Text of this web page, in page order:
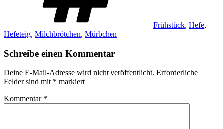
Frühstück, Hefe,
Hefeteig, Milchbrötchen, Mürbchen
Schreibe einen Kommentar
Deine E-Mail-Adresse wird nicht veröffentlicht. Erforderliche
Felder sind mit * markiert
Kommentar *